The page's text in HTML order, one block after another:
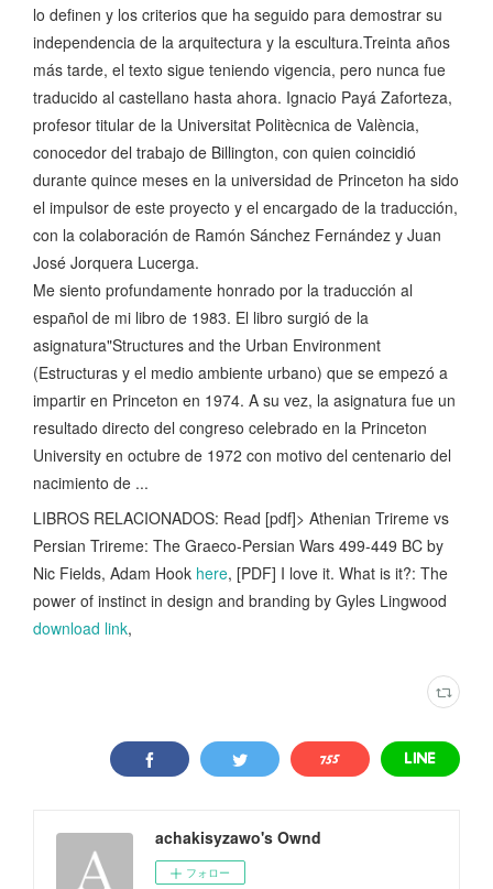
lo definen y los criterios que ha seguido para demostrar su
independencia de la arquitectura y la escultura.Treinta años
más tarde, el texto sigue teniendo vigencia, pero nunca fue
traducido al castellano hasta ahora. Ignacio Payá Zaforteza,
profesor titular de la Universitat Politècnica de València,
conocedor del trabajo de Billington, con quien coincidió
durante quince meses en la universidad de Princeton ha sido
el impulsor de este proyecto y el encargado de la traducción,
con la colaboración de Ramón Sánchez Fernández y Juan
José Jorquera Lucerga.
Me siento profundamente honrado por la traducción al
español de mi libro de 1983. El libro surgió de la
asignatura"Structures and the Urban Environment
(Estructuras y el medio ambiente urbano) que se empezó a
impartir en Princeton en 1974. A su vez, la asignatura fue un
resultado directo del congreso celebrado en la Princeton
University en octubre de 1972 con motivo del centenario del
nacimiento de ...
LIBROS RELACIONADOS: Read [pdf]> Athenian Trireme vs
Persian Trireme: The Graeco-Persian Wars 499-449 BC by
Nic Fields, Adam Hook here, [PDF] I love it. What is it?: The
power of instinct in design and branding by Gyles Lingwood
download link,
achakisyzawo's Ownd
フォロー